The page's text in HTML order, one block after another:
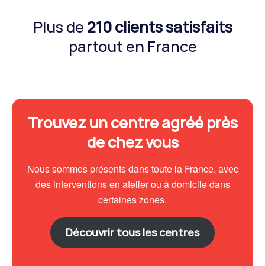
Plus de 210 clients satisfaits
partout en France
Trouvez un centre agréé près
de chez vous
Nous sommes présents dans toute la France, avec
des interventions en atelier ou à domicile dans
certaines zones.
Découvrir tous les centres